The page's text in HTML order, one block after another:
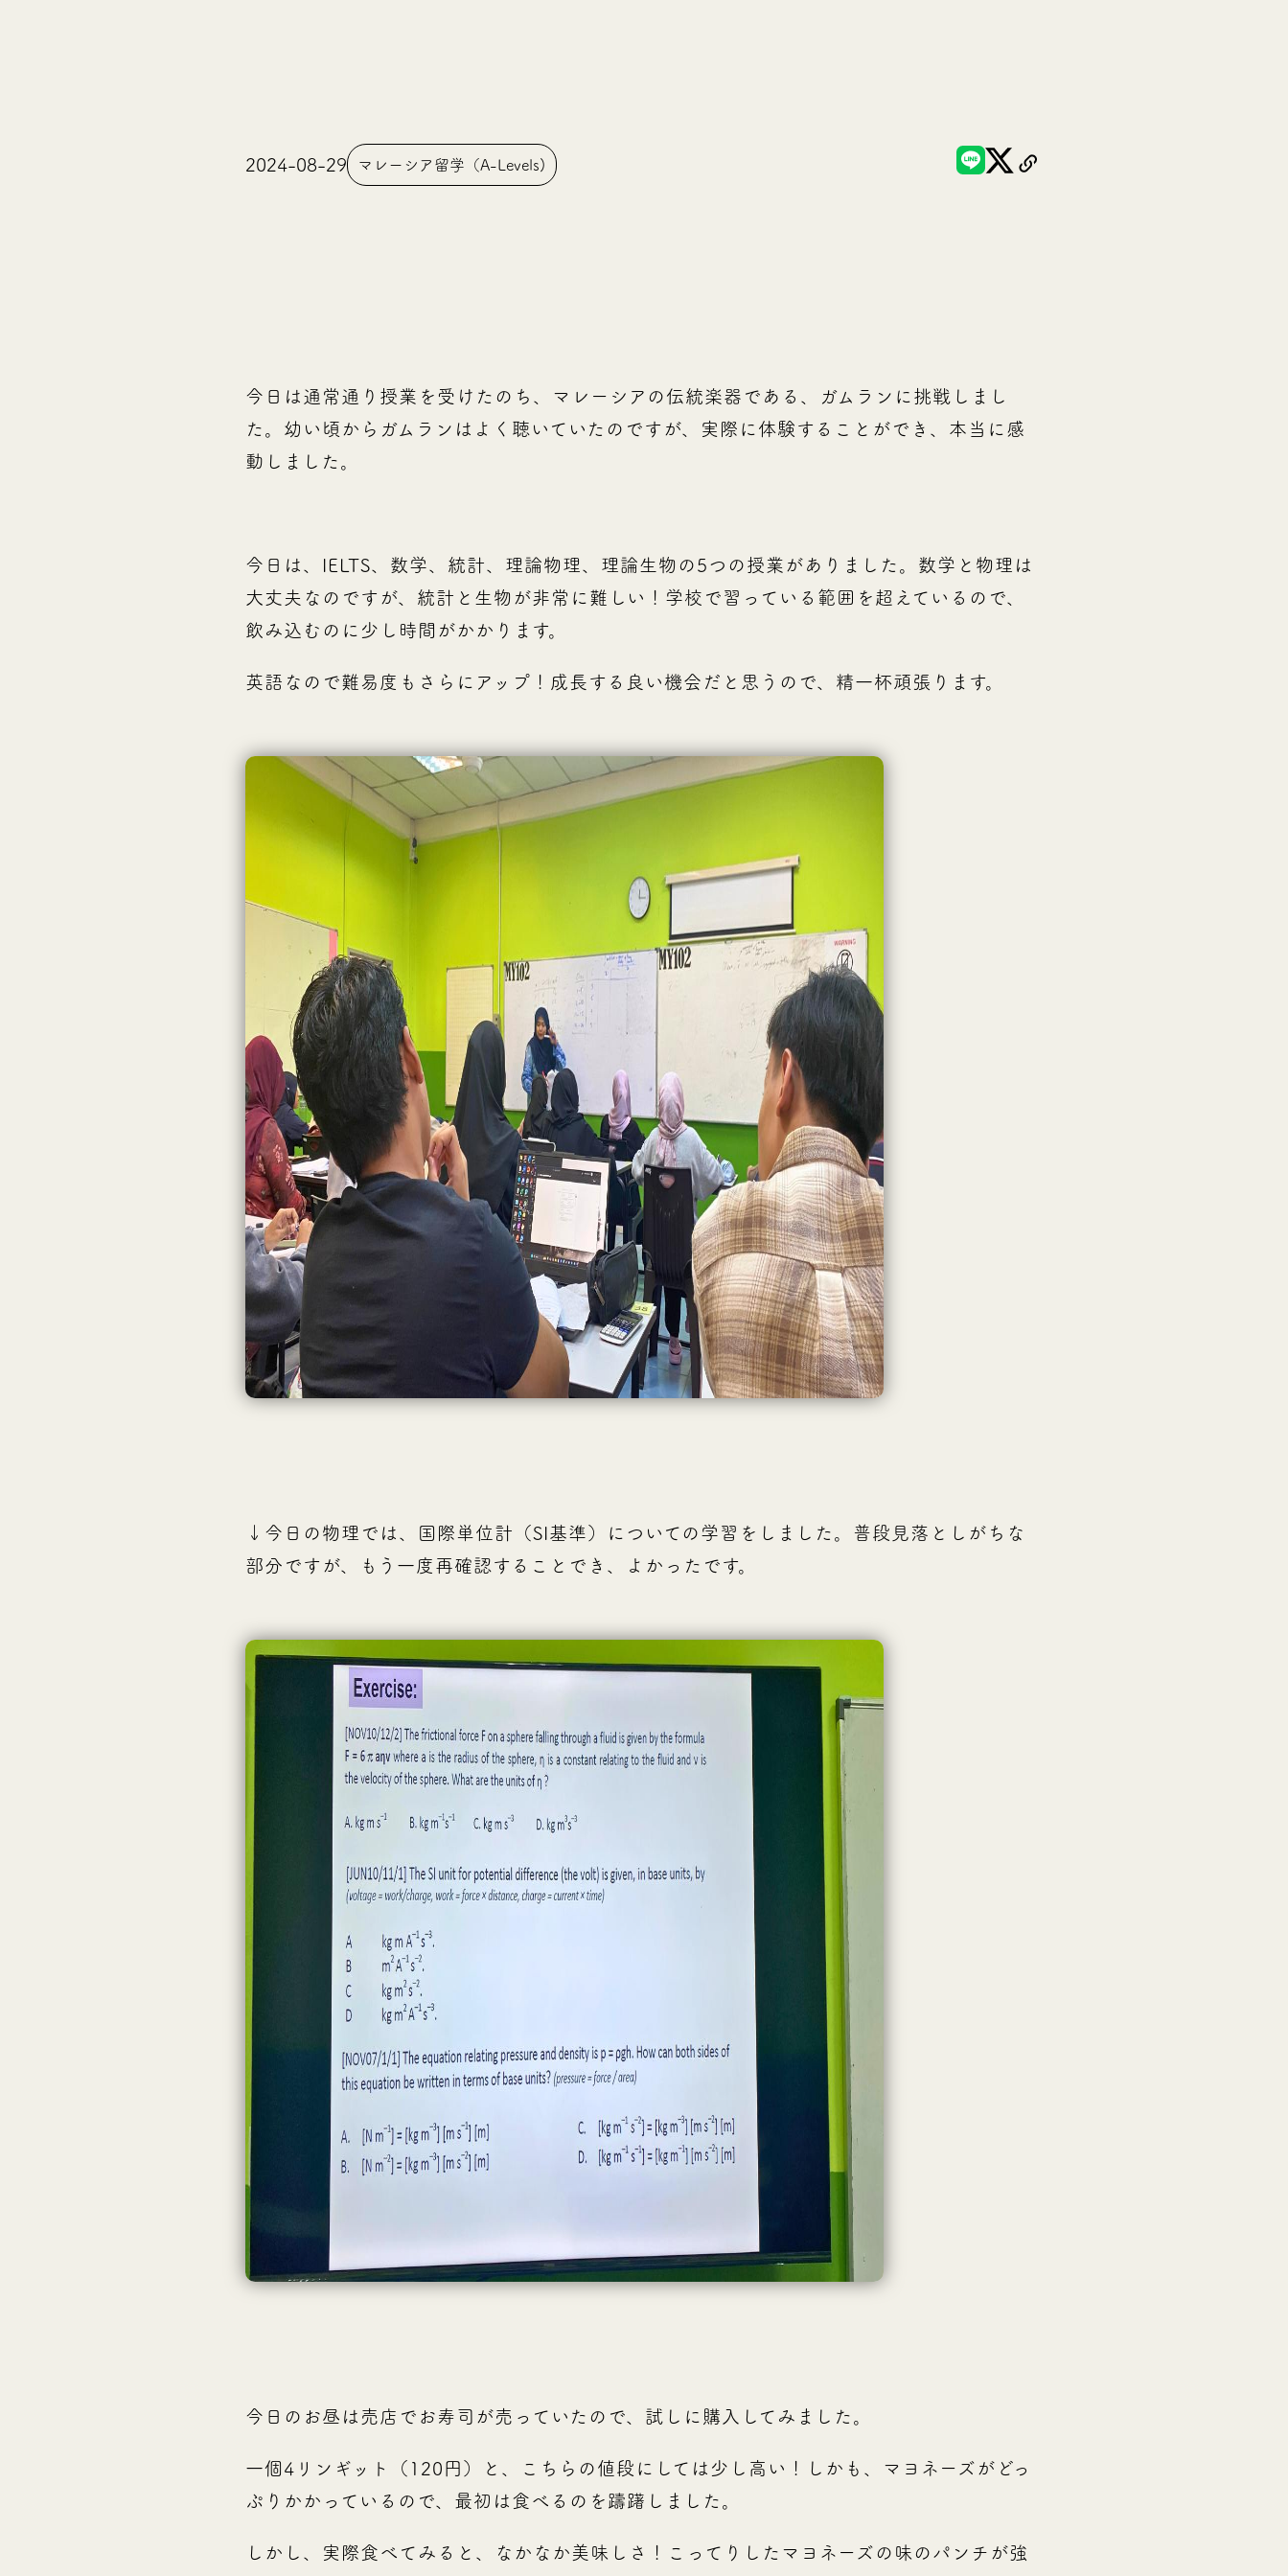
2024-08-29 マレーシア留学（A-Levels)
今日は通常通り授業を受けたのち、マレーシアの伝統楽器である、ガムランに挑戦しまし
た。幼い頃からガムランはよく聴いていたのですが、実際に体験することができ、本当に感
動しました。
今日は、IELTS、数学、統計、理論物理、理論生物の5つの授業がありました。数学と物理は
大丈夫なのですが、統計と生物が非常に難しい！学校で習っている範囲を超えているので、
飲み込むのに少し時間がかかります。
英語なので難易度もさらにアップ！成長する良い機会だと思うので、精一杯頑張ります。
↓今日の物理では、国際単位計（SI基準）についての学習をしました。普段見落としがちな
部分ですが、もう一度再確認することでき、よかったです。
今日のお昼は売店でお寿司が売っていたので、試しに購入してみました。
一個4リンギット（120円）と、こちらの値段にしては少し高い！しかも、マヨネーズがどっ
ぷりかかっているので、最初は食べるのを躊躇しました。
しかし、実際食べてみると、なかなか美味しさ！こってりしたマヨネーズの味のパンチが強